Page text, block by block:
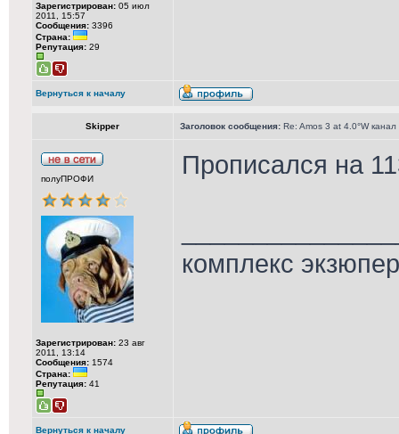
Зарегистрирован: 05 июл
2011, 15:57
Сообщения: 3396
Страна:
Репутация: 29
Вернуться к началу
Skipper Заголовок сообщения: Re: Amos 3 at 4.0°W канал
полуПРОФИ
Зарегистрирован: 23 авг
2011, 13:14
Сообщения: 1574
Страна:
Репутация: 41
Прописался на
комплекс
Вернуться к началу